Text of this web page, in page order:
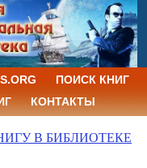
ПОИСК КНИГ
КОНТАКТЫ
В БИБЛИОТЕКЕ